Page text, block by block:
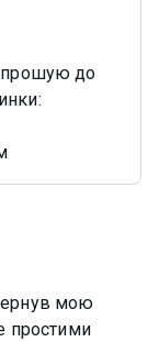
до
мою
простими